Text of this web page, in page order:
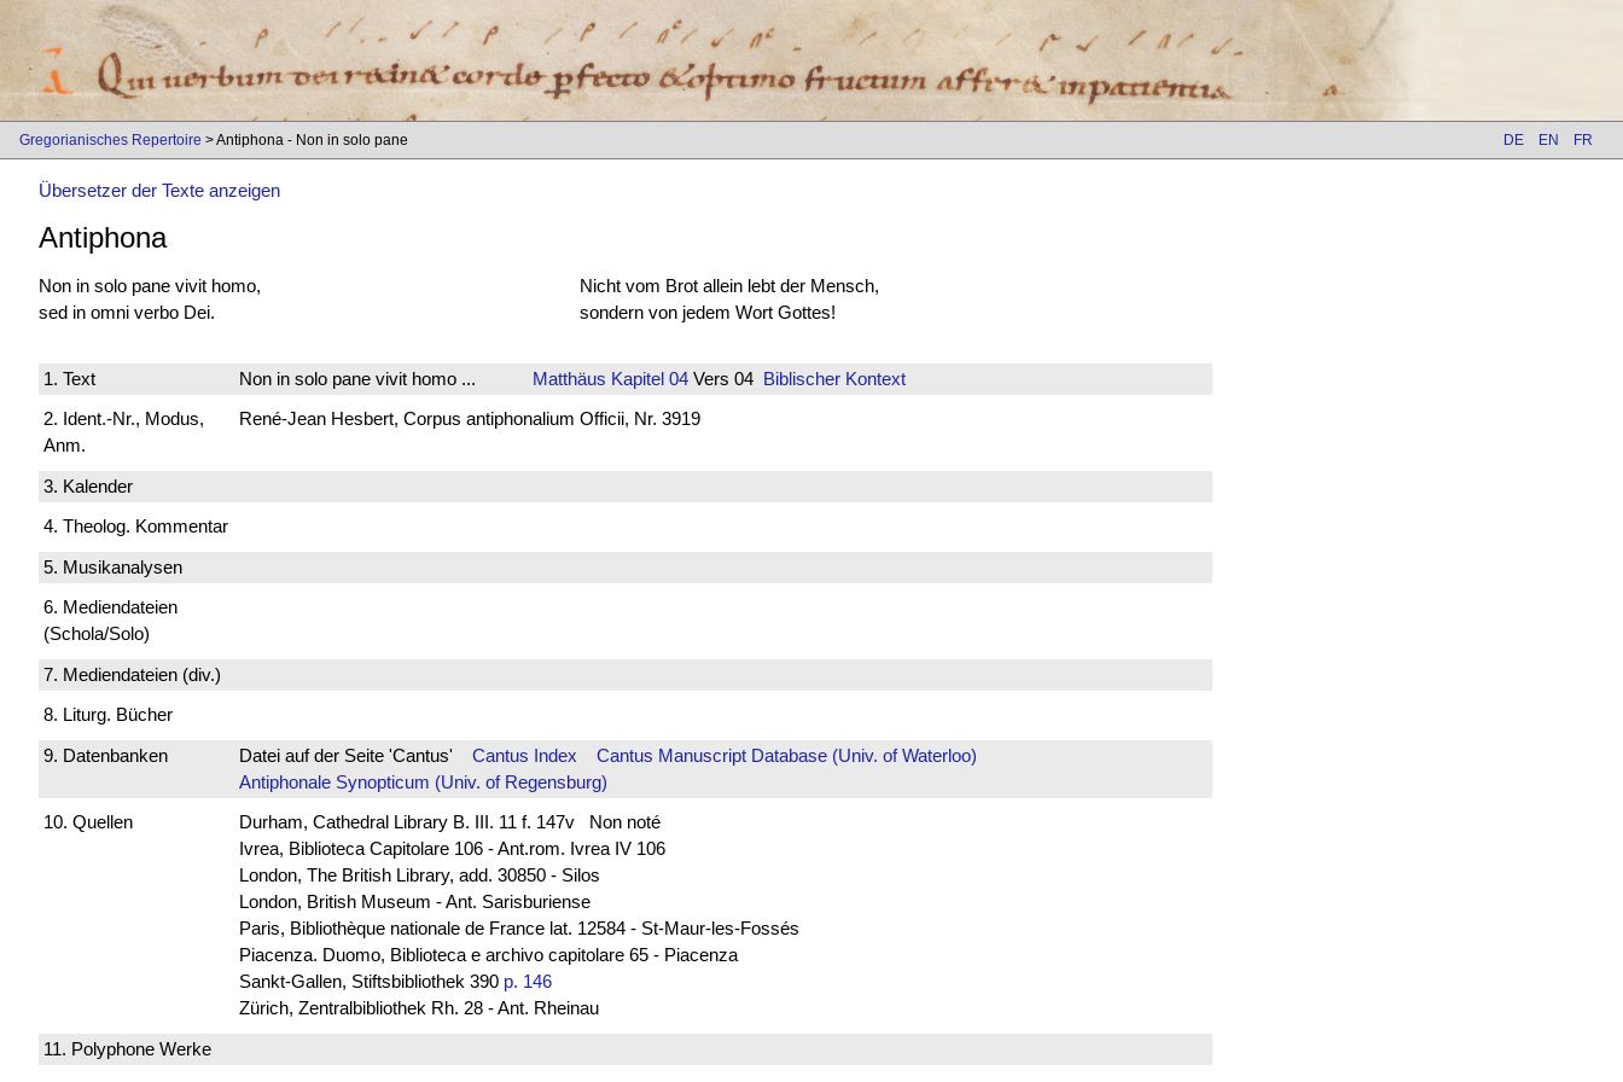
Gregorianisches Repertoire > Antiphona - Non in solo pane DE EN FR
Übersetzer der Texte anzeigen
Antiphona
Non in solo pane vivit homo,
sed in omni verbo Dei.
Nicht vom Brot allein lebt der Mensch,
sondern von jedem Wort Gottes!
1. Text Non in solo pane vivit homo ... Matthäus Kapitel 04Vers 04 Biblischer Kontext
2. Ident.-Nr., Modus,
Anm.
René-Jean Hesbert, Corpus antiphonalium Officii, Nr. 3919
3. Kalender
4. Theolog. Kommentar
5. Musikanalysen
6. Mediendateien
(Schola/Solo)
7. Mediendateien (div.)
8. Liturg. Bücher
9. Datenbanken
Datei auf der Seite 'Cantus' Cantus Index
Cantus Manuscript Database (Univ. of Waterloo)
Antiphonale Synopticum (Univ. of Regensburg)
10. Quellen
Durham, Cathedral Library B. III. 11 f. 147v Non noté
Ivrea, Biblioteca Capitolare 106 - Ant.rom. Ivrea IV 106
London, The British Library, add. 30850 - Silos
London, British Museum - Ant. Sarisburiense
Paris, Bibliothèque nationale de France lat. 12584 - St-Maur-les-Fossés
Piacenza. Duomo, Biblioteca e archivo capitolare 65 - Piacenza
Sankt-Gallen, Stiftsbibliothek 390 p. 146
Zürich, Zentralbibliothek Rh. 28 - Ant. Rheinau
11. Polyphone Werke